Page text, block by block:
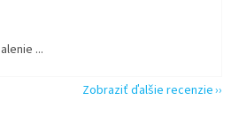
...
Zobraziť ďalšie recenzie